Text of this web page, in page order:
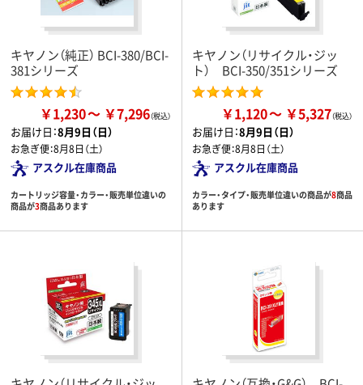
キヤノン（純正） BCI-380/BCI-
381シリーズ
￥1,230 ￥7,296
お届け日：8月9日（日）
お急ぎ便：8月8日（土）
アスクル在庫商品
カートリッジ容量・カラー・販売単位違いの
商品が3商品あります
キヤノン（リサイクル・ジッ
ト） BCI-350/351シリーズ
￥1,120 ￥5,327
お届け日：8月9日（日）
お急ぎ便：8月8日（土）
アスクル在庫商品
カラー・タイプ・販売単位違いの商品が8商品
あります